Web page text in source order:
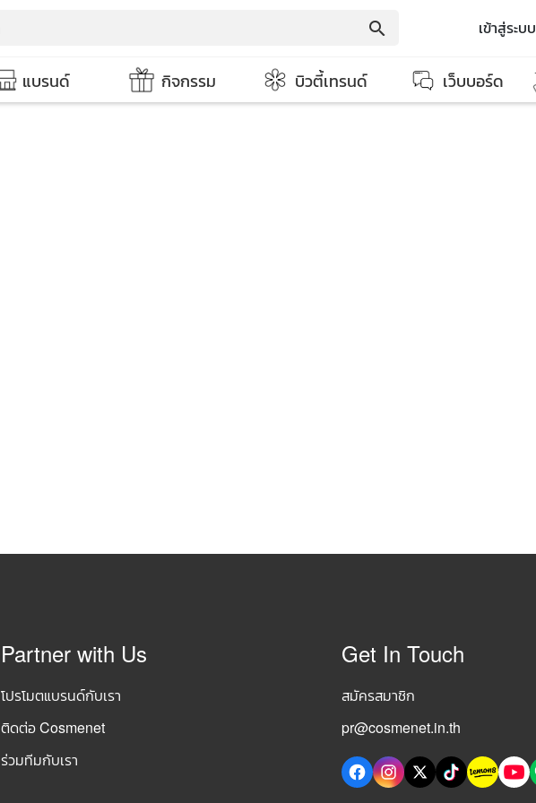
search เข้าสู่ระบบ
แบรนด์ กิจกรรม บิวตี้เทรนด์ เว็บบอร์ด
Partner with Us
โปรโมตแบรนด์กับเรา
ติดต่อ Cosmenet
ร่วมทีมกับเรา
Get In Touch
สมัครสมาชิก
pr@cosmenet.in.th